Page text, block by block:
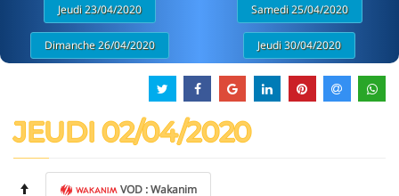
Jeudi 23/04/2020 Samedi 25/04/2020
Dimanche 26/04/2020 Jeudi 30/04/2020
JEUDI 02/04/2020
VOD : Wakanim